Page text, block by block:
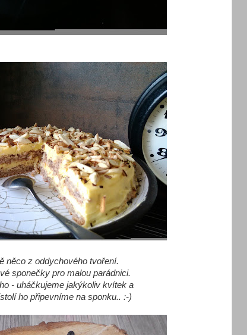
něco z oddychového tvoření.
sponečky pro malou parádnici.
- uháčkujeme jakýkoliv kvítek a
ho připevníme na sponku.. :-)